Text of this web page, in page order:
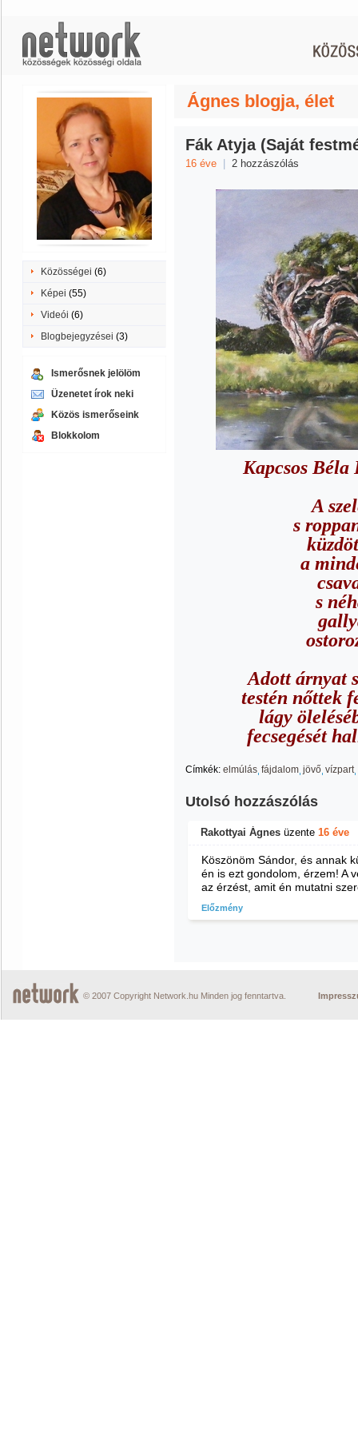
Közösségei (6)
Képei (55)
Videói (6)
Blogbejegyzései (3)
Ismerősnek jelölöm
Üzenetet írok neki
Közös ismerőseink
Blokkolom
Ágnes blogja, élet
Fák Atyja (Saját
16 éve 2 hozzászólás
Kapcsos
A
s
a
s
Adott árnyat
testén nőttek
lágy
fecsegését
Címkék: elmúlás fájdalom jövő vízpart
Utolsó hozzászólás
Rakottyai Ágnes üzente 16 éve
Köszönöm Sándor, és annak
én is ezt gondolom, érzem! A
az érzést, amit én mutatni
Előzmény
© 2007 Copyright Network.hu Minden jog fenntartva.